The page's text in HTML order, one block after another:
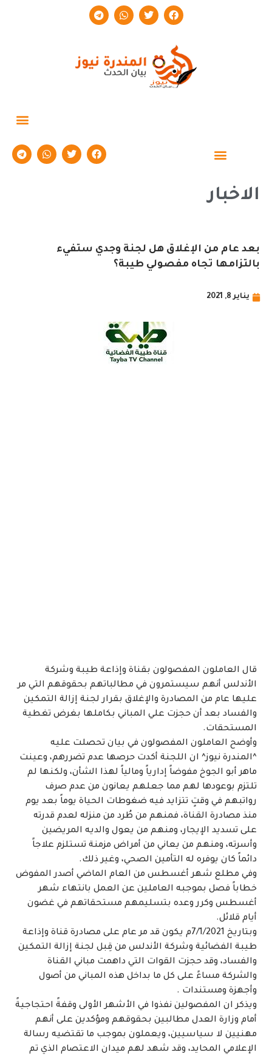
الاخبار
بعد عام من الإغلاق هل لجنة وجدي ستفيء
بالتزامها تجاه مفصولي طيبة؟
يناير 8, 2021
قال العاملون المفصولون بقناة وإذاعة طيبة وشركة
الأندلس أنهم سيستمرون في مطالباتهم بحقوقهم التي مر
عليها عام من المصادرة والإغلاق بقرار لجنة إزالة التمكين
والفساد بعد أن حجزت علي المباني بكاملها بغرض تغطية
المستحقات.
وأوضح العاملون المفصولون في بيان تحصلت عليه
^المندرة نيوز^ ان اللجنة أكدت حرصها عدم تضررهم، وعينت
ماهر أبو الجوخ مفوضاً إدارياً ومالياً لهذا الشأن، ولكنها لم
تلتزم بوعودها لهم مما جعلهم يعانون من عدم صرف
رواتبهم في وقتٍ تتزايد فيه ضغوطات الحياة يوماً بعد يوم
منذ مصادرة القناة، فمنهم من طُرد من منزله لعدم قدرته
على تسديد الإيجار، ومنهم من يعول والديه المريضين
وأسرته، ومنهم من يعاني من أمراض مزمنة تستلزم علاجاً
دائماً كان يوفره له التأمين الصحي، وغير ذلك.
وفي مطلع شهر أغسطس من العام الماضي أصدر المفوض
خطاباً فصل بموجبه العاملين عن العمل بانتهاء شهر
أغسطس وكرر وعده بتسليمهم مستحقاتهم في غضون
أيام قلائل.
وبتاريخ 7/1/2021م يكون قد مر عام على مصادرة قناة وإذاعة
طيبة الفضائية وشركة الأندلس من قِبل لجنة إزالة التمكين
والفساد، وقد حجزت القوات التي داهمت مباني القناة
والشركة مساءً على كل ما بداخل هذه المباني من أصول
وأجهزة ومستندات .
ويذكر ان المفصولين نفذوا في الأشهر الأولى وقفةً احتجاجيةً
أمام وزارة العدل مطالبين بحقوقهم ومؤكدين على أنهم
مهنيين لا سياسيين، ويعملون بموجب ما تقتضيه رسالة
الإعلامي المحايد، وقد شهد لهم ميدان الاعتصام الذي تم